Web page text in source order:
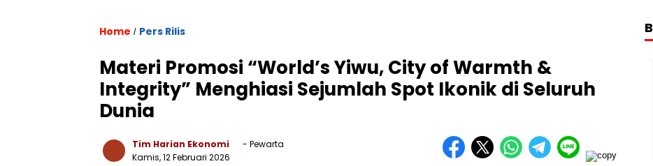
Home / Pers Rilis
Materi Promosi “World’s Yiwu, City of Warmth &
Integrity” Menghiasi Sejumlah Spot Ikonik di Seluruh
Dunia
Tim Harian Ekonomi
- Pewarta
Kamis, 12 Februari 2026